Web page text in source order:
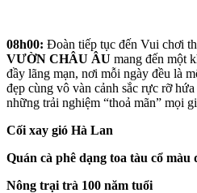
08h00: Đoàn tiếp tục đến Vui chơi
VƯỜN CHÂU ÂU mang đến một
đầy lãng mạn, nơi mỗi ngày đều là
đẹp cùng vô vàn cảnh sắc rực rỡ
những trải nghiệm “thoả mãn” mọi
Cối xay gió Hà Lan
Quán cà phê dạng toa tàu cổ màu
Nông trại trà 100 năm tuổi